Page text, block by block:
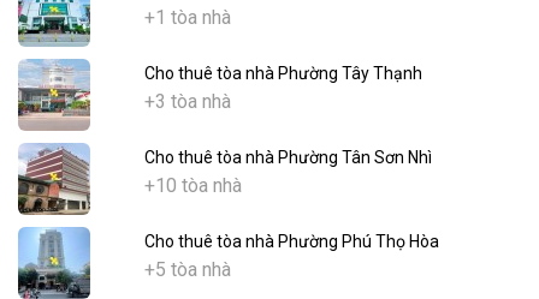
+1 tòa nhà
Cho thuê tòa nhà Phường Tây Thạnh
+3 tòa nhà
Cho thuê tòa nhà Phường Tân Sơn Nhì
+10 tòa nhà
Cho thuê tòa nhà Phường Phú Thọ Hòa
+5 tòa nhà